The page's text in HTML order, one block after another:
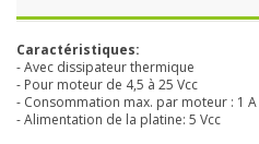
Caractéristiques:
- Avec dissipateur thermique
- Pour moteur de 4,5 à 25 Vcc
- Consommation max. par moteur : 1
- Alimentation de la platine: 5 Vcc